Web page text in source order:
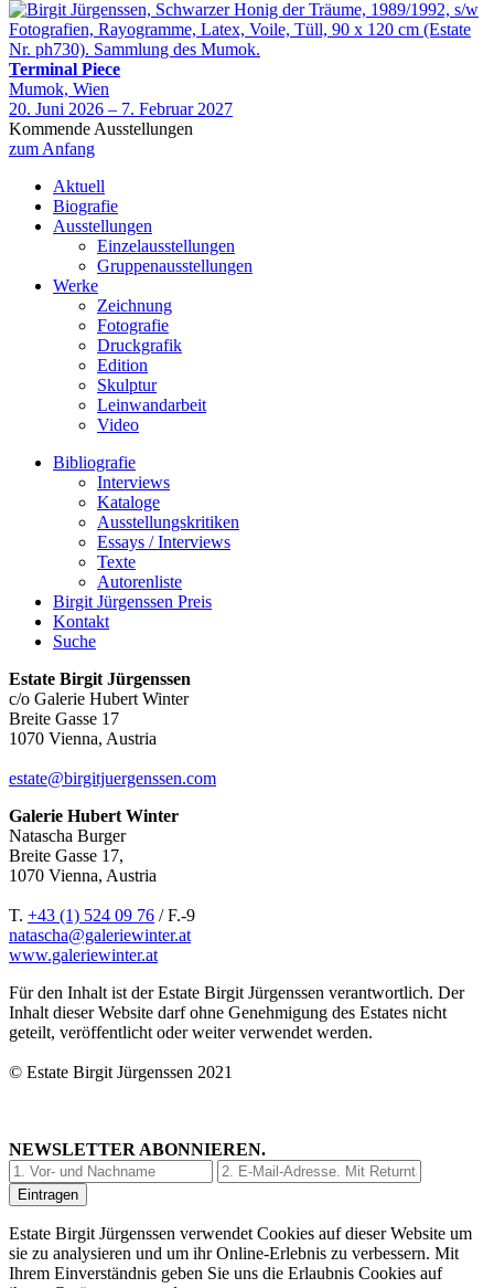
Terminal Piece
Mumok, Wien
20. Juni 2026 – 7. Februar 2027
Kommende Ausstellungen
zum Anfang
Aktuell
Biografie
Ausstellungen
Einzelausstellungen
Gruppenausstellungen
Werke
Zeichnung
Fotografie
Druckgrafik
Edition
Skulptur
Leinwandarbeit
Video
Bibliografie
Interviews
Kataloge
Ausstellungskritiken
Essays / Interviews
Texte
Autorenliste
Birgit Jürgenssen Preis
Kontakt
Suche
Estate Birgit Jürgenssen
c/o Galerie Hubert Winter
Breite Gasse 17
1070 Vienna, Austria
estate@birgitjuergenssen.com
Galerie Hubert Winter
Natascha Burger
Breite Gasse 17,
1070 Vienna, Austria
T. +43 (1) 524 09 76 / F.-9
natascha@galeriewinter.at
www.galeriewinter.at
Für den Inhalt ist der Estate Birgit Jürgenssen verantwortlich. Der
Inhalt dieser Website darf ohne Genehmigung des Estates nicht
geteilt, veröffentlicht oder weiter verwendet werden.
© Estate Birgit Jürgenssen 2021
NEWSLETTER ABONNIEREN.
Estate Birgit Jürgenssen verwendet Cookies auf dieser Website um
sie zu analysieren und um ihr Online-Erlebnis zu verbessern. Mit
Ihrem Einverständnis geben Sie uns die Erlaubnis Cookies auf